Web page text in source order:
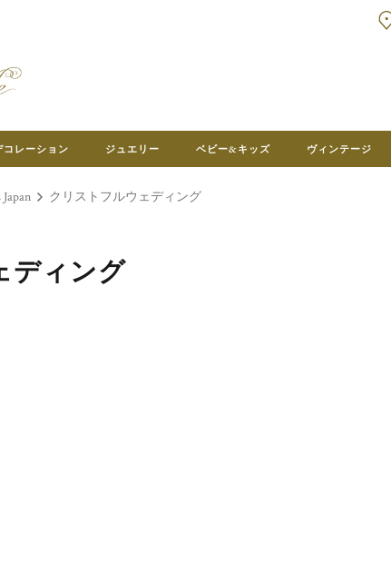
※¥100,000以上のご注文は送料無
コレーション ジュエリー ベビー&キッズ ヴィンテージ
クリストフルウェディング
ディング